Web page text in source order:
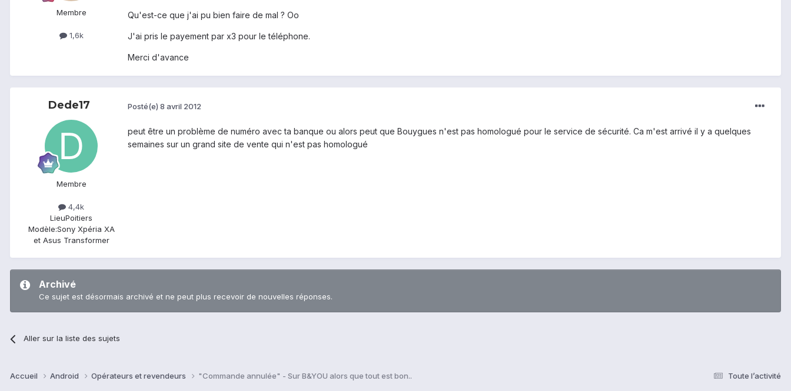
Membre
1,6k
Qu'est-ce que j'ai pu bien faire de mal ? Oo
J'ai pris le payement par x3 pour le téléphone.
Merci d'avance
Dede17
Membre
4,4k
LieuPoitiers
Modèle:Sony Xpéria XA
et Asus Transformer
Posté(e) 8 avril 2012
peut être un problème de numéro avec ta banque ou alors peut que Bouygues n'est pas homologué pour le service de sécurité. Ca m'est arrivé il y a quelques
semaines sur un grand site de vente qui n'est pas homologué
Archivé
Ce sujet est désormais archivé et ne peut plus recevoir de nouvelles réponses.
Aller sur la liste des sujets
Toute l’activité
Accueil Android Opérateurs et revendeurs "Commande annulée" - Sur B&YOU alors que tout est bon..